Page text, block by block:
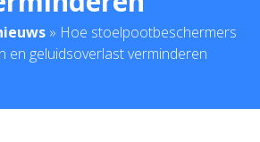
» Hoe stoelpootbeschermers
en geluidsoverlast verminderen